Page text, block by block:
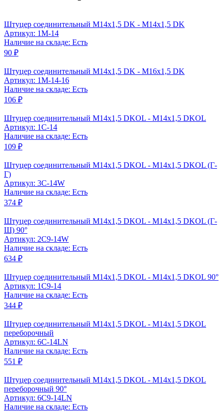
Штуцер соединительный M14x1,5 DK - M14x1,5 DK
Артикул: 1M-14
Наличие на складе: Есть
90 ₽
Штуцер соединительный М14x1,5 DK - М16x1,5 DK
Артикул: 1M-14-16
Наличие на складе: Есть
106 ₽
Штуцер соединительный M14x1,5 DKOL - M14x1,5 DKOL
Артикул: 1C-14
Наличие на складе: Есть
109 ₽
Штуцер соединительный M14x1,5 DKOL - M14x1,5 DKOL (Г-
Г)
Артикул: 3C-14W
Наличие на складе: Есть
374 ₽
Штуцер соединительный M14x1,5 DKOL - M14x1,5 DKOL (Г-
Ш) 90°
Артикул: 2C9-14W
Наличие на складе: Есть
634 ₽
Штуцер соединительный M14x1,5 DKOL - M14x1,5 DKOL 90°
Артикул: 1C9-14
Наличие на складе: Есть
344 ₽
Штуцер соединительный M14x1,5 DKOL - M14x1,5 DKOL
переборочный
Артикул: 6C-14LN
Наличие на складе: Есть
551 ₽
Штуцер соединительный M14x1,5 DKOL - M14x1,5 DKOL
переборочный 90°
Артикул: 6C9-14LN
Наличие на складе: Есть